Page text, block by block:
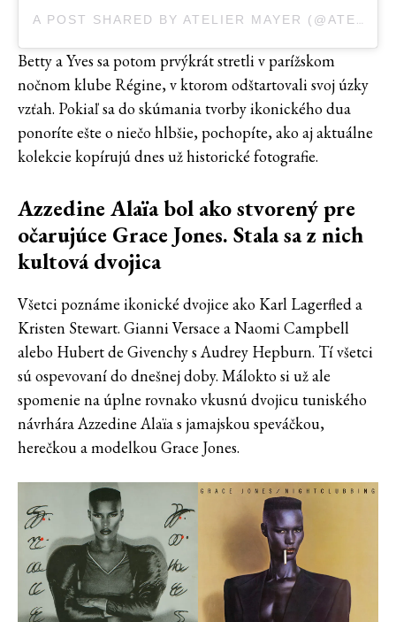
A POST SHARED BY ATELIER MAYER (@ATELIER.MAYER)
Betty a Yves sa potom prvýkrát stretli v parížskom
nočnom klube Régine, v ktorom odštartovali svoj úzky
vzťah. Pokiaľ sa do skúmania tvorby ikonického dua
ponoríte ešte o niečo hlbšie, pochopíte, ako aj aktuálne
kolekcie kopírujú dnes už historické fotografie.
Azzedine Alaïa bol ako stvorený pre
očarujúce Grace Jones. Stala sa z nich
kultová dvojica
Všetci poznáme ikonické dvojice ako Karl Lagerfled a
Kristen Stewart. Gianni Versace a Naomi Campbell
alebo Hubert de Givenchy s Audrey Hepburn. Tí všetci
sú ospevovaní do dnešnej doby. Málokto si už ale
spomenie na úplne rovnako vkusnú dvojicu tuniského
návrhára Azzedine Alaïa s jamajskou speváčkou,
herečkou a modelkou Grace Jones.